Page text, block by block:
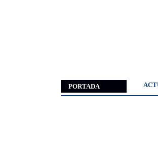
PORTADA